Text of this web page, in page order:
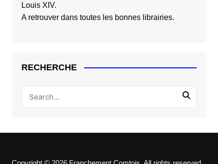
Louis XIV.
A retrouver dans toutes les bonnes librairies.
RECHERCHE